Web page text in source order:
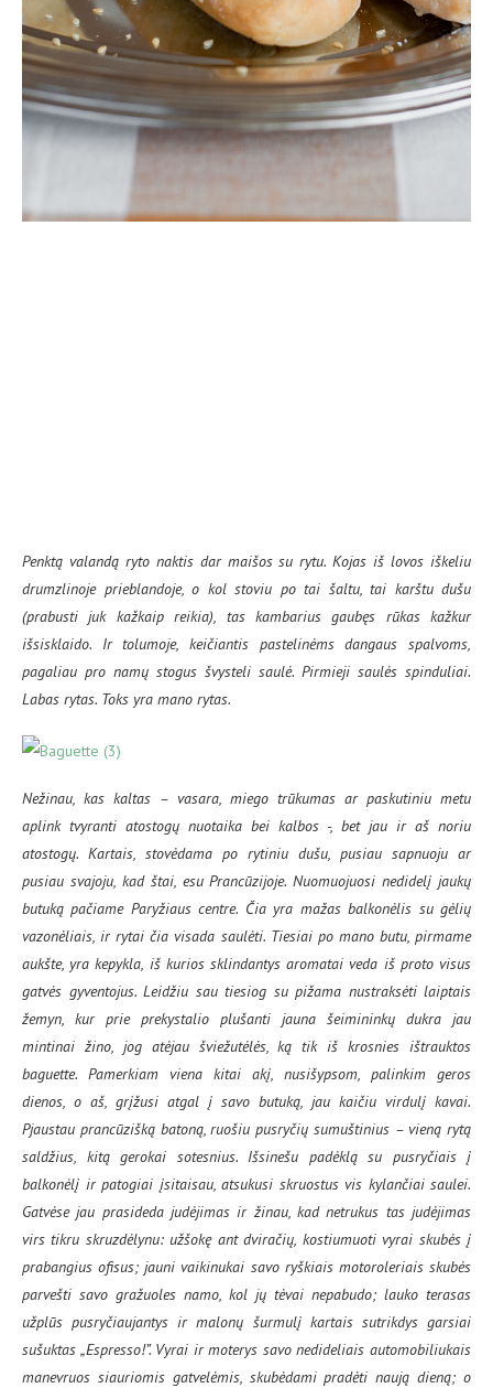
Penktą valandą ryto naktis dar maišos su rytu. Kojas iš lovos iškeliu
drumzlinoje prieblandoje, o kol stoviu po tai šaltu, tai karštu dušu
(prabusti juk kažkaip reikia), tas kambarius gaubęs rūkas kažkur
išsisklaido. Ir tolumoje, keičiantis pastelinėms dangaus spalvoms,
pagaliau pro namų stogus švysteli saulė. Pirmieji saulės spinduliai.
Labas rytas. Toks yra mano rytas.
Nežinau, kas kaltas – vasara, miego trūkumas ar paskutiniu metu
aplink tvyranti atostogų nuotaika bei kalbos -, bet jau ir aš noriu
atostogų. Kartais, stovėdama po rytiniu dušu, pusiau sapnuoju ar
pusiau svajoju, kad štai, esu Prancūzijoje. Nuomuojuosi nedidelį jaukų
butuką pačiame Paryžiaus centre. Čia yra mažas balkonėlis su gėlių
vazonėliais, ir rytai čia visada saulėti. Tiesiai po mano butu, pirmame
aukšte, yra kepykla, iš kurios sklindantys aromatai veda iš proto visus
gatvės gyventojus. Leidžiu sau tiesiog su pižama nustraksėti laiptais
žemyn, kur prie prekystalio plušanti jauna šeimininkų dukra jau
mintinai žino, jog atėjau šviežutėlės, ką tik iš krosnies ištrauktos
baguette. Pamerkiam viena kitai akį, nusišypsom, palinkim geros
dienos, o aš, grįžusi atgal į savo butuką, jau kaičiu virdulį kavai.
Pjaustau prancūzišką batoną, ruošiu pusryčių sumuštinius – vieną rytą
saldžius, kitą gerokai sotesnius. Išsinešu padėklą su pusryčiais į
balkonėlį ir patogiai įsitaisau, atsukusi skruostus vis kylančiai saulei.
Gatvėse jau prasideda judėjimas ir žinau, kad netrukus tas judėjimas
virs tikru skruzdėlynu: užšokę ant dviračių, kostiumuoti vyrai skubės į
prabangius ofisus; jauni vaikinukai savo ryškiais motoroleriais skubės
parvešti savo gražuoles namo, kol jų tėvai nepabudo; lauko terasas
užplūs pusryčiaujantys ir malonų šurmulį kartais sutrikdys garsiai
sušuktas „Espresso!”. Vyrai ir moterys savo nedideliais automobiliukais
manevruos siauriomis gatvelėmis, skubėdami pradėti naują dieną; o